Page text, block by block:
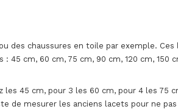
des chaussures en toile par exemple.
cm, 60 cm, 75 cm, 90 cm, 120 cm, 150
45 cm, pour 3 les 60 cm, pour 4 les 75
de mesurer les anciens lacets pour ne